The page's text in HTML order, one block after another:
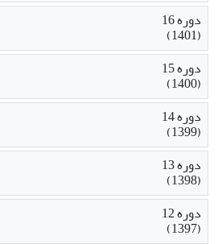
دوره 16
(1401)
دوره 15
(1400)
دوره 14
(1399)
دوره 13
(1398)
دوره 12
(1397)